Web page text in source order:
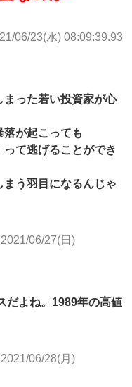
06/23(水) 08:09:39.93
まった若い投資家が心
が起こっても
って逃げることができ
う羽目になるんじゃ
2021/06/27(日)
だよね。1989年の高値
2021/06/28(月)